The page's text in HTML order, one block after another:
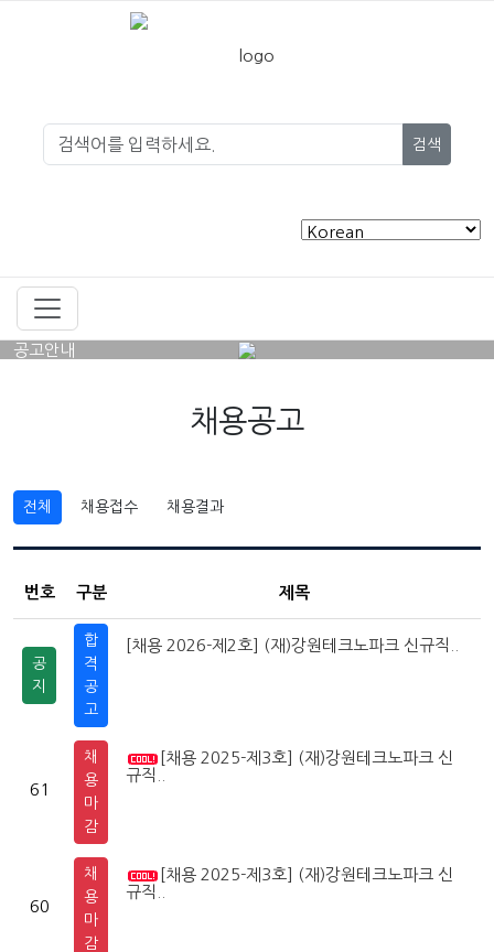
검색
공고안내
채용공고
전체 채용접수 채용결과
번호 구분 제목
공
지
합
격
공
고
[채용 2026-제2호] (재)강원테크노파크 신규직..
61
채
용
마
감
[채용 2025-제3호] (재)강원테크노파크 신
규직..
60
채
용
마
감
[채용 2025-제3호] (재)강원테크노파크 신
규직..